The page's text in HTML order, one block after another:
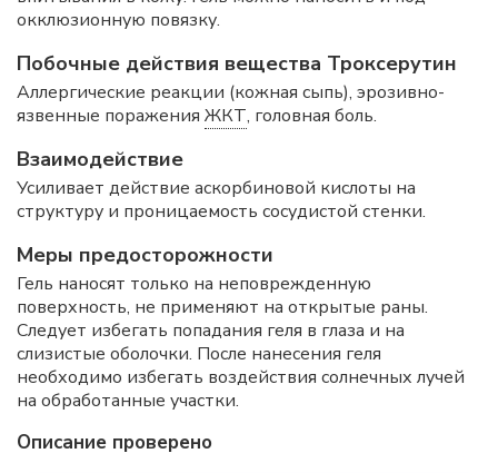
окклюзионную повязку.
Побочные действия вещества Троксерутин
Аллергические реакции (кожная сыпь), эрозивно-
язвенные поражения ЖКТ, головная боль.
Взаимодействие
Усиливает действие аскорбиновой кислоты на
структуру и проницаемость сосудистой стенки.
Меры предосторожности
Гель наносят только на неповрежденную
поверхность, не применяют на открытые раны.
Следует избегать попадания геля в глаза и на
слизистые оболочки. После нанесения геля
необходимо избегать воздействия солнечных лучей
на обработанные участки.
Описание проверено